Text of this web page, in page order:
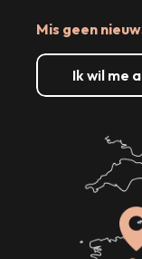
Mis geen
Ik wil me